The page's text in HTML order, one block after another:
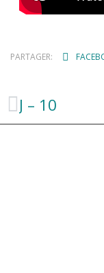
PARTAGER:
J – 10